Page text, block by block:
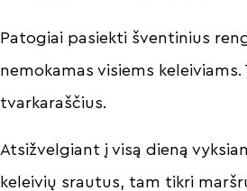
Patogiai pasiekti šventinius
nemokamas visiems
tvarkaraščius.
Atsižvelgiant į visą dieną
keleivių srautus, tam tikri